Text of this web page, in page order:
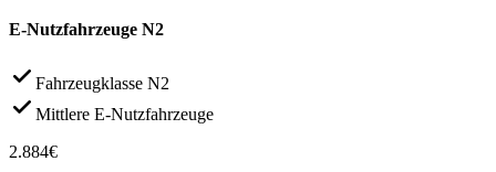
E-Nutzfahrzeuge N2
Fahrzeugklasse N2
Mittlere E-Nutzfahrzeuge
2.884€